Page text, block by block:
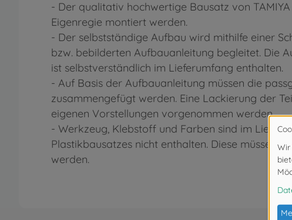
- Der qualitativ hochwertige Bausatz von TAMIYA
Eigenregie montiert werden.
- Der selbstständige Aufbau wird mithilfe einer
bzw. bebilderten Aufbauanleitung begleitet. Die
ist selbstverständlich im Lieferumfang enthalten.
- Auf Basis der Aufbauanleitung müssen die
zusammengefügt werden. Eine Lackierung der
eigenen Vorstellungen vorgenommen werden.
- Werkzeug, Klebstoff und Farben sind im
Plastikbausatzes nicht enthalten. Diese müssen
werden.